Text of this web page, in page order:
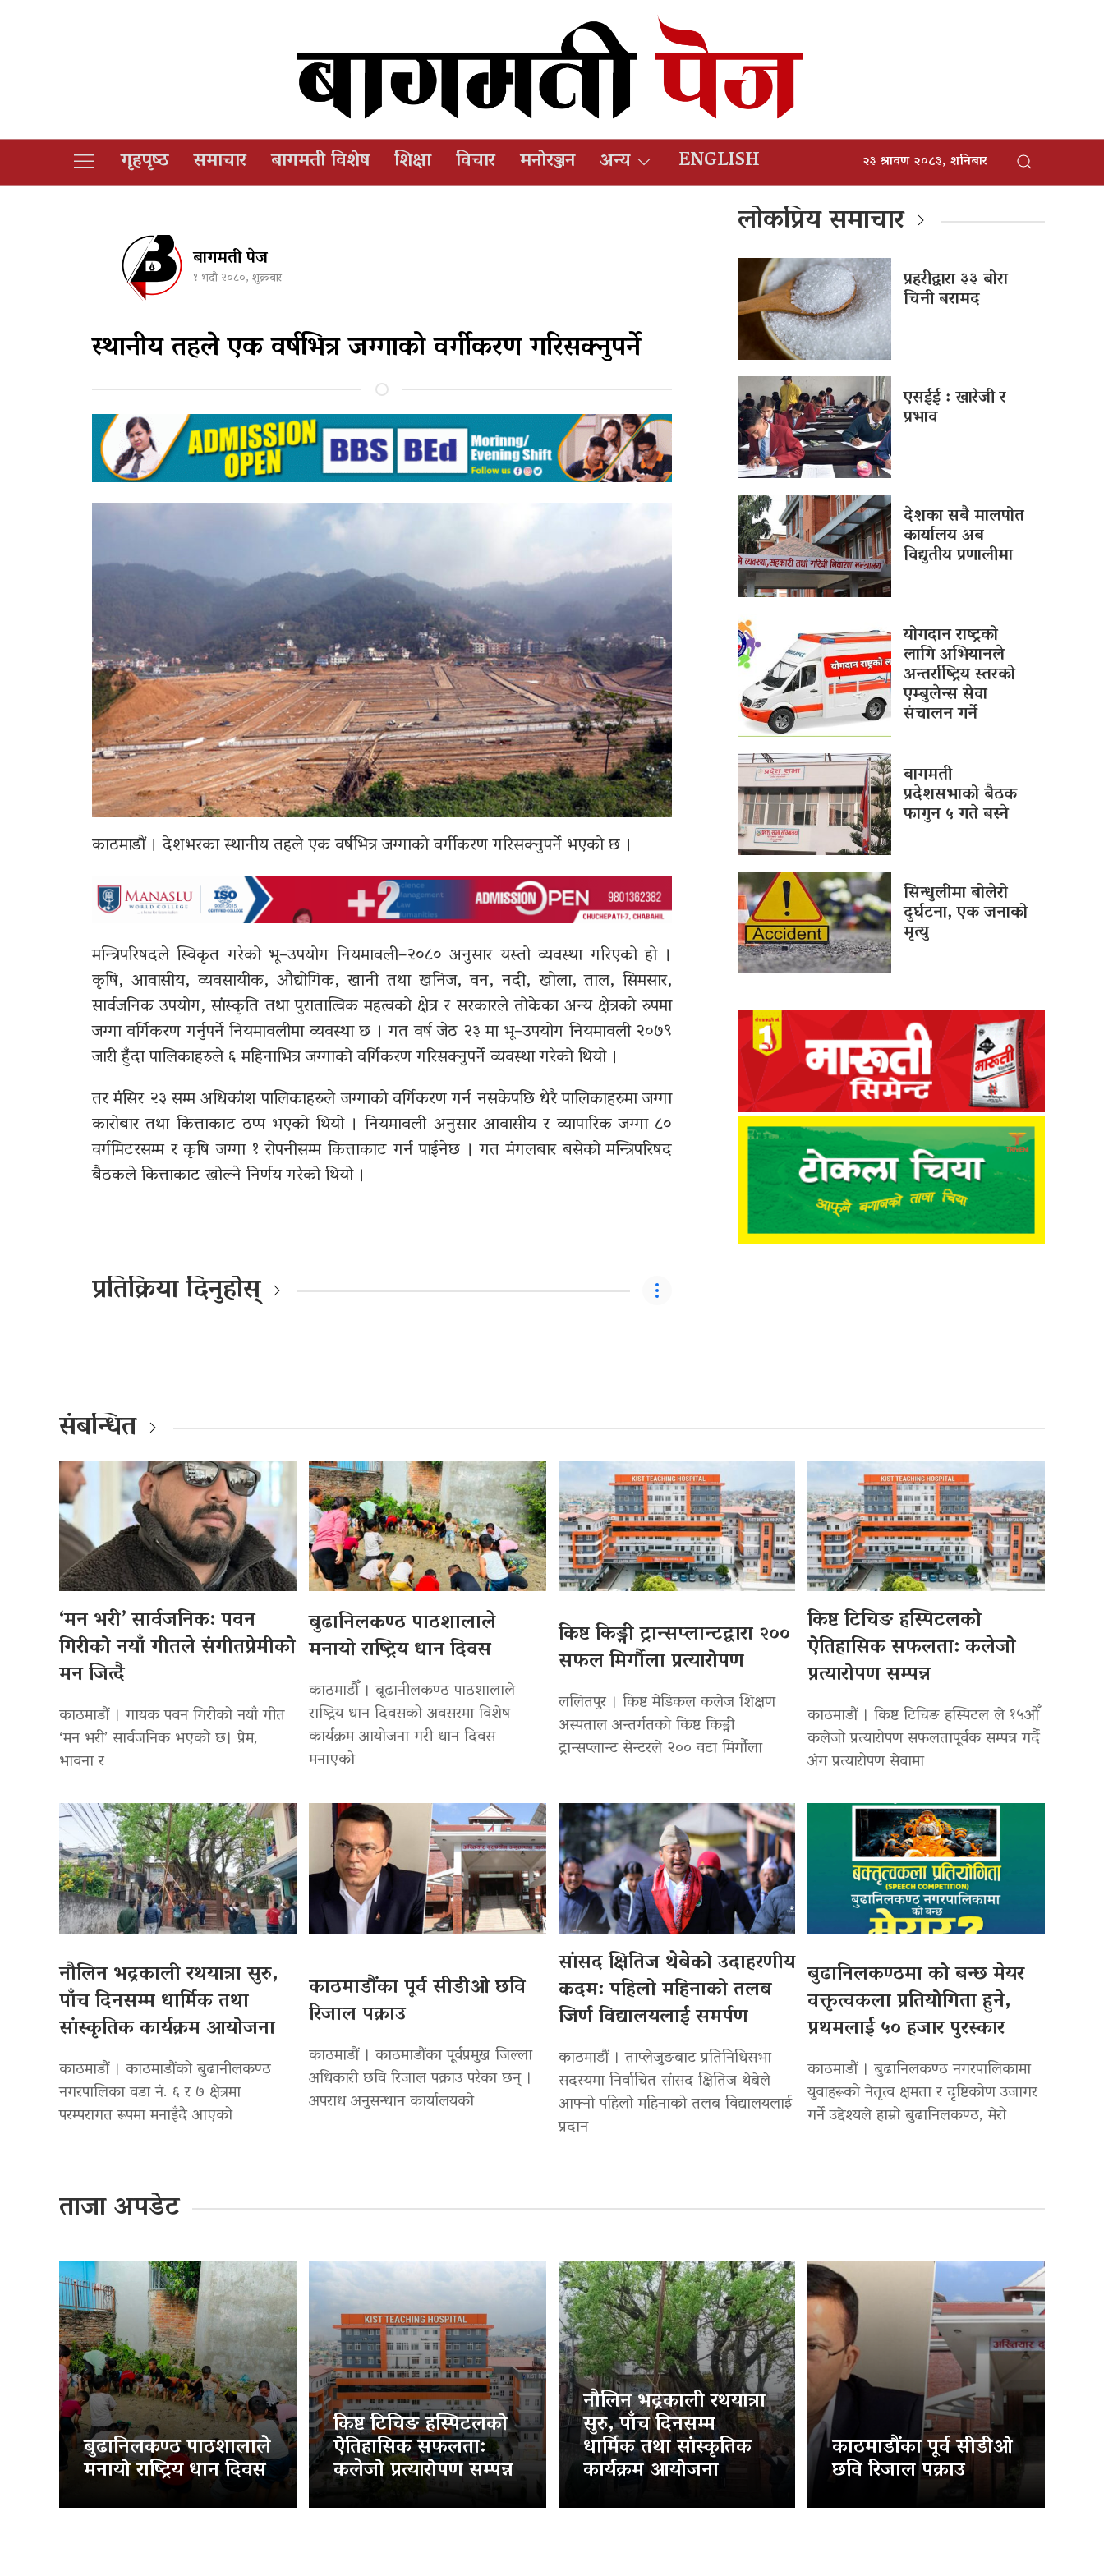
गृहपृष्‍ठ समाचार बागमती विशेष शिक्षा विचार मनोरञ्जन अन्य ENGLISH २३ श्रावण २०८३, शनिबार
बागमती पेज
१ भदौ २०८०, शुक्रबार
स्थानीय तहले एक वर्षभित्र जग्गाको वर्गीकरण गरिसक्नुपर्ने
काठमाडौं । देशभरका स्थानीय तहले एक वर्षभित्र जग्गाको वर्गीकरण गरिसक्नुपर्ने भएको छ ।
मन्त्रिपरिषदले स्विकृत गरेको भू–उपयोग नियमावली–२०८० अनुसार यस्तो व्यवस्था गरिएको हो ।
कृषि, आवासीय, व्यवसायीक, औद्योगिक, खानी तथा खनिज, वन, नदी, खोला, ताल, सिमसार,
सार्वजनिक उपयोग, सांस्कृति तथा पुरातात्विक महत्वको क्षेत्र र सरकारले तोकेका अन्य क्षेत्रको रुपमा
जग्गा वर्गिकरण गर्नुपर्ने नियमावलीमा व्यवस्था छ । गत वर्ष जेठ २३ मा भू–उपयोग नियमावली २०७९
जारी हुँदा पालिकाहरुले ६ महिनाभित्र जग्गाको वर्गिकरण गरिसक्नुपर्ने व्यवस्था गरेको थियो ।
तर मंसिर २३ सम्म अधिकांश पालिकाहरुले जग्गाको वर्गिकरण गर्न नसकेपछि धेरै पालिकाहरुमा जग्गा
कारोबार तथा कित्ताकाट ठप्प भएको थियो । नियमावली अनुसार आवासीय र व्यापारिक जग्गा ८०
वर्गमिटरसम्म र कृषि जग्गा १ रोपनीसम्म कित्ताकाट गर्न पाईनेछ । गत मंगलबार बसेको मन्त्रिपरिषद
बैठकले कित्ताकाट खोल्ने निर्णय गरेको थियो ।
प्रतिक्रिया दिनुहोस्
लोकप्रिय समाचार
प्रहरीद्वारा ३३ बोरा
चिनी बरामद
एसईई : खारेजी र
प्रभाव
देशका सबै मालपोत
कार्यालय अब
विद्युतीय प्रणालीमा
योगदान राष्ट्रको
लागि अभियानले
अन्तर्राष्ट्रिय स्तरको
एम्बुलेन्स सेवा
संचालन गर्ने
बागमती
प्रदेशसभाको बैठक
फागुन ५ गते बस्ने
सिन्धुलीमा बोलेरो
दुर्घटना, एक जनाको
मृत्यु
संबन्धित
‘मन भरी’ सार्वजनिक: पवन
गिरीको नयाँ गीतले संगीतप्रेमीको
मन जित्दै
काठमाडौं । गायक पवन गिरीको नयाँ गीत
‘मन भरी’ सार्वजनिक भएको छ। प्रेम,
भावना र
बुढानिलकण्ठ पाठशालाले
मनायो राष्ट्रिय धान दिवस
काठमाडौँ । बूढानीलकण्ठ पाठशालाले
राष्ट्रिय धान दिवसको अवसरमा विशेष
कार्यक्रम आयोजना गरी धान दिवस
मनाएको
किष्ट किड्नी ट्रान्सप्लान्टद्वारा २००
सफल मिर्गौला प्रत्यारोपण
ललितपुर । किष्ट मेडिकल कलेज शिक्षण
अस्पताल अन्तर्गतको किष्ट किड्नी
ट्रान्सप्लान्ट सेन्टरले २०० वटा मिर्गौला
किष्ट टिचिङ हस्पिटलको
ऐतिहासिक सफलता: कलेजो
प्रत्यारोपण सम्पन्न
काठमाडौं । किष्ट टिचिङ हस्पिटल ले १५औँ
कलेजो प्रत्यारोपण सफलतापूर्वक सम्पन्न गर्दै
अंग प्रत्यारोपण सेवामा
नौलिन भद्रकाली रथयात्रा सुरु,
पाँच दिनसम्म धार्मिक तथा
सांस्कृतिक कार्यक्रम आयोजना
काठमाडौं । काठमाडौंको बुढानीलकण्ठ
नगरपालिका वडा नं. ६ र ७ क्षेत्रमा
परम्परागत रूपमा मनाइँदै आएको
काठमाडौंका पूर्व सीडीओ छवि
रिजाल पक्राउ
काठमाडौं । काठमाडौंका पूर्वप्रमुख जिल्ला
अधिकारी छवि रिजाल पक्राउ परेका छन् ।
अपराध अनुसन्धान कार्यालयको
सांसद क्षितिज थेबेको उदाहरणीय
कदम: पहिलो महिनाको तलब
जिर्ण विद्यालयलाई समर्पण
काठमाडौं । ताप्लेजुङबाट प्रतिनिधिसभा
सदस्यमा निर्वाचित सांसद क्षितिज थेबेले
आफ्नो पहिलो महिनाको तलब विद्यालयलाई
प्रदान
बुढानिलकण्ठमा को बन्छ मेयर
वक्तृत्वकला प्रतियोगिता हुने,
प्रथमलाई ५० हजार पुरस्कार
काठमाडौं । बुढानिलकण्ठ नगरपालिकामा
युवाहरूको नेतृत्व क्षमता र दृष्टिकोण उजागर
गर्ने उद्देश्यले हाम्रो बुढानिलकण्ठ, मेरो
ताजा अपडेट
बुढानिलकण्ठ पाठशालाले
मनायो राष्ट्रिय धान दिवस
किष्ट टिचिङ हस्पिटलको
ऐतिहासिक सफलता:
कलेजो प्रत्यारोपण सम्पन्न
नौलिन भद्रकाली रथयात्रा
सुरु, पाँच दिनसम्म
धार्मिक तथा सांस्कृतिक
कार्यक्रम आयोजना
काठमाडौंका पूर्व सीडीओ
छवि रिजाल पक्राउ